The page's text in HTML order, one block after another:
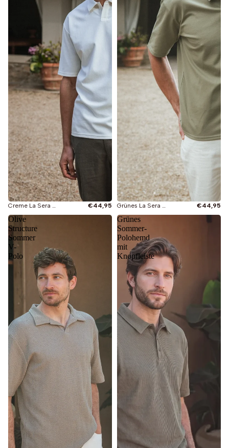
Creme La Sera Relaxed Polo €44,95 Grünes La Sera Relaxed Polo €44,95
Olive
Structure
Sommer
V-
Polo
Grünes
Sommer-
Polohemd
mit
Knopfleiste